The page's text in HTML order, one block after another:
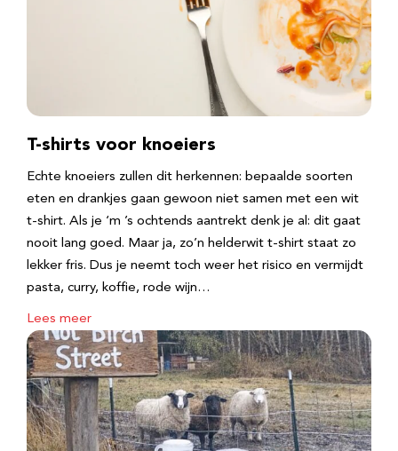
T-shirts voor knoeiers
Echte knoeiers zullen dit herkennen: bepaalde soorten
eten en drankjes gaan gewoon niet samen met een wit
t-shirt. Als je ‘m ’s ochtends aantrekt denk je al: dit gaat
nooit lang goed. Maar ja, zo’n helderwit t-shirt staat zo
lekker fris. Dus je neemt toch weer het risico en vermijdt
pasta, curry, koffie, rode wijn…
Lees meer